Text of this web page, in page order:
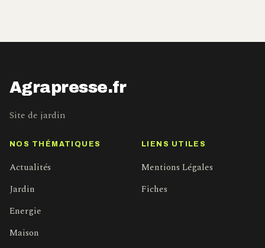
Agrapresse.fr
Site de jardin
NOS THÉMATIQUES
Actualités
Jardin
Energie
Maison
LIENS UTILES
Mentions Légales
Fiches